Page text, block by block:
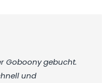
Goboony gebucht.
und